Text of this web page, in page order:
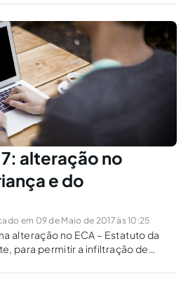
alteração no
e do
em 09 de Maio de 2017 às 10:25
alteração no ECA – Estatuto da
para permitir a infiltração de
a dignidade sexual de criança